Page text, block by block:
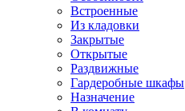
Встроенные
Из кладовки
Закрытые
Открытые
Раздвижные
Гардеробные шкафы
Назначение